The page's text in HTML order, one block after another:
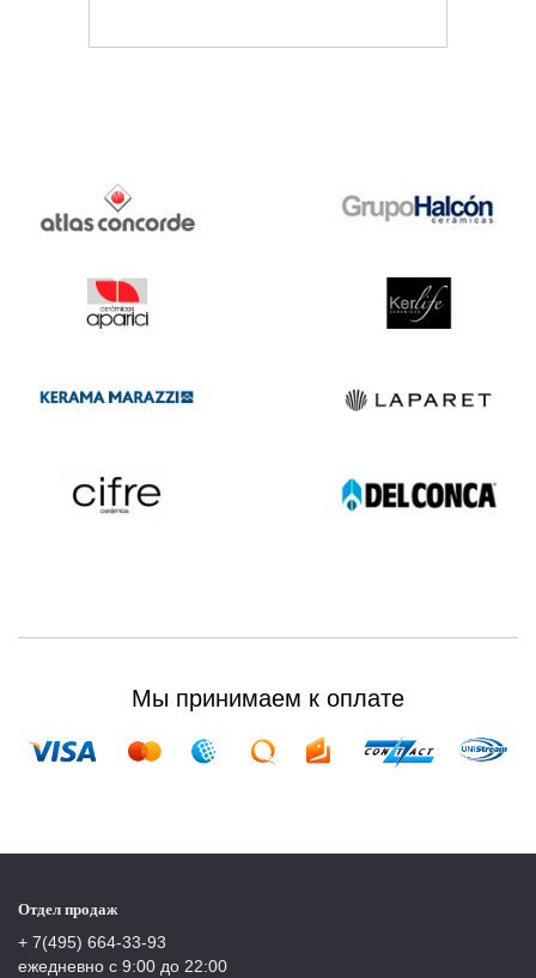
Мы принимаем к оплате
Отдел продаж
+ 7(495) 664-33-93
ежедневно с 9:00 до 22:00